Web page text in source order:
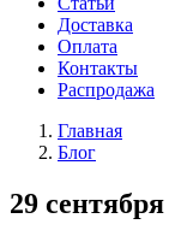
Доставка
Оплата
Контакты
Распродажа
Главная
Блог
29